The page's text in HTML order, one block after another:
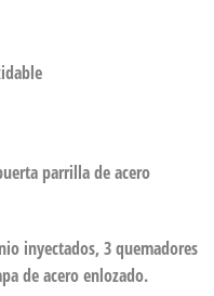
parrilla de acero
inyectados, 3 quemadores
de acero enlozado.